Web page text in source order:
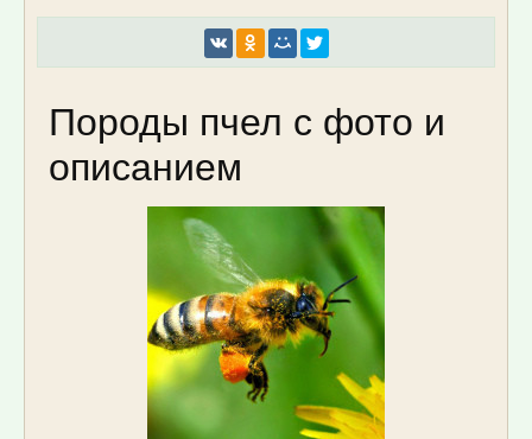
Породы пчел с фото и
описанием